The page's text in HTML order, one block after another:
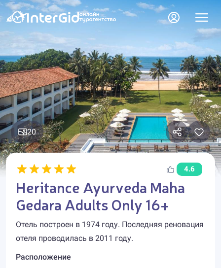
20
4.6
Heritance Ayurveda Maha
Gedara Adults Only 16+
Отель построен в 1974 году. Последняя реновация
отеля проводилась в 2011 году.
Расположение